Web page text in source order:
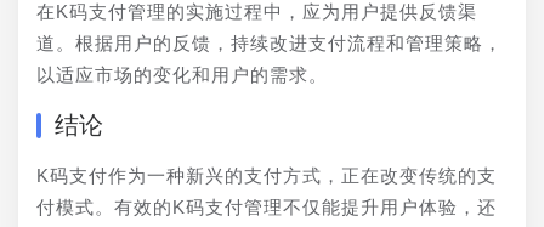
在K码支付管理的实施过程中，应为用户提供反馈渠
道。根据用户的反馈，持续改进支付流程和管理策略，
以适应市场的变化和用户的需求。
结论
K码支付作为一种新兴的支付方式，正在改变传统的支
付模式。有效的K码支付管理不仅能提升用户体验，还